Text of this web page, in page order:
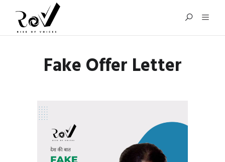
Fake Offer Letter